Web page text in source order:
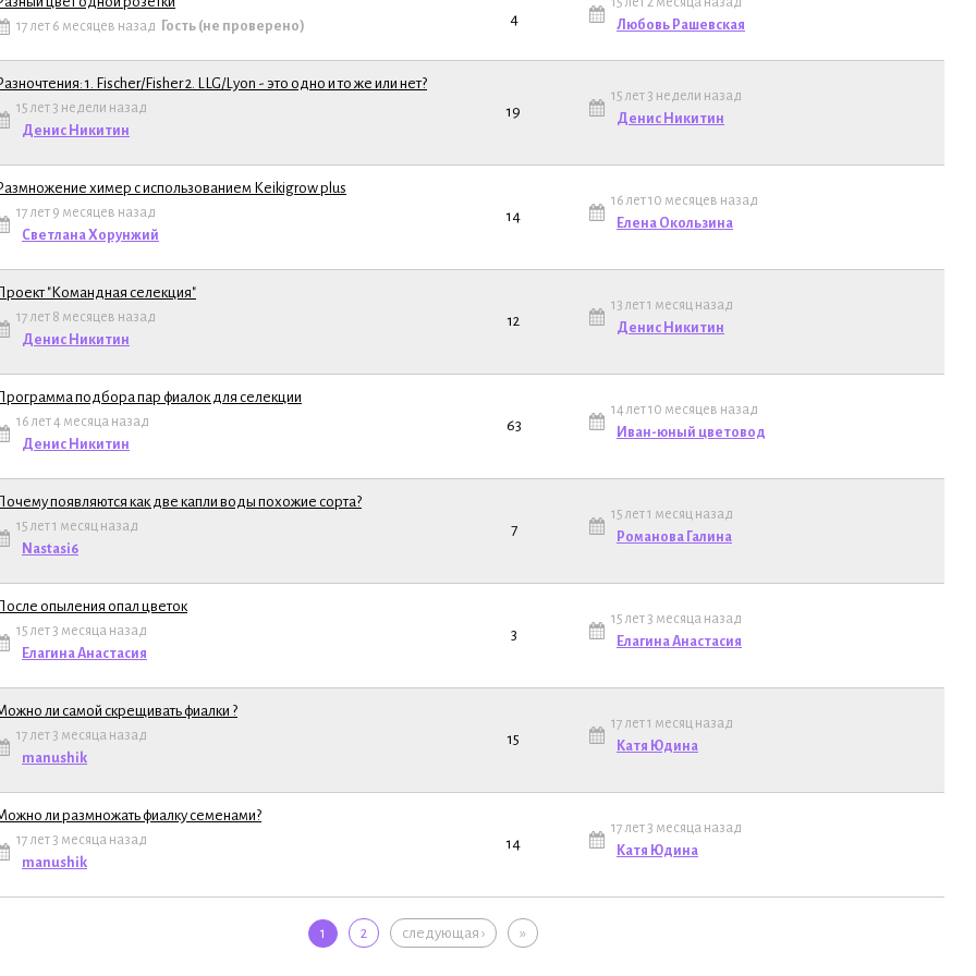
17 лет 6 месяцев назад Гость (не проверено) 4
Любовь Рашевская
1. Fischer/Fisher 2. LLG/Lyon - это одно и то же или нет?
15 лет 3 недели назад
Денис Никитин
19
15 лет 3 недели назад
Денис Никитин
химер с использованием Keikigrow plus
17 лет 9 месяцев назад
Светлана Хорунжий
14
16 лет 10 месяцев назад
Елена Окользина
"Командная селекция"
17 лет 8 месяцев назад
Денис Никитин
12
13 лет 1 месяц назад
Денис Никитин
подбора пар фиалок для селекции
16 лет 4 месяца назад
Денис Никитин
63
14 лет 10 месяцев назад
Иван-юный цветовод
появляются как две капли воды похожие сорта?
15 лет 1 месяц назад
Nastasi6
7
15 лет 1 месяц назад
Романова Галина
опыления опал цветок
15 лет 3 месяца назад
Елагина Анастасия
3
15 лет 3 месяца назад
Елагина Анастасия
ли самой скрещивать фиалки ?
17 лет 3 месяца назад
manushik
15
17 лет 1 месяц назад
Катя Юдина
ли размножать фиалку семенами?
17 лет 3 месяца назад
manushik
14
17 лет 3 месяца назад
Катя Юдина
1 2 следующая › »